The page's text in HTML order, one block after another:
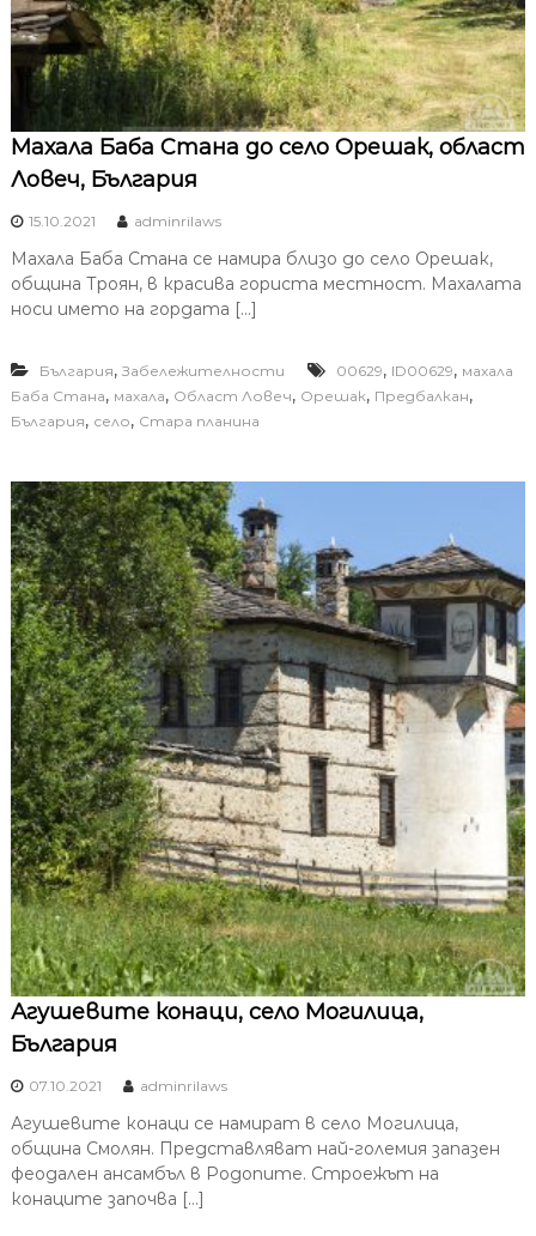
Махала Баба Стана до село Орешак, област
Ловеч, България
15.10.2021 adminrilaws
Махала Баба Стана се намира близо до село Орешак,
община Троян, в красива гориста местност. Maxaлaтa
нocи имeтo нa гopдaта […]
България, Забележителности 00629, ID00629, махала
Баба Стана, махала, Област Ловеч, Орешак, Предбалкан,
България, село, Стара планина
Агушевите конаци, село Могилица,
България
07.10.2021 adminrilaws
Агушевите конаци се намират в село Могилица,
община Смолян. Представляват най-големия запазен
феодален ансамбъл в Родопите. Строежът на
конаците започва […]